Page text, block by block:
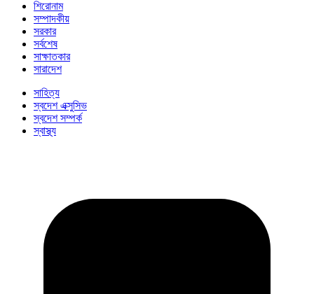
শিরোনাম
সম্পাদকীয়
সরকার
সর্বশেষ
সাক্ষাতকার
সারাদেশ
সাহিত্য
স্বদেশ এক্সুসিভ
স্বদেশ সম্পর্ক
স্বাস্থ্য